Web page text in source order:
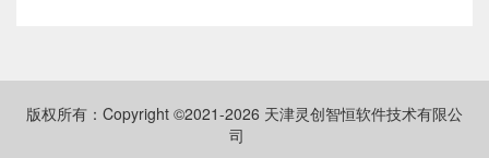
版权所有：Copyright ©2021-2026 天津灵创智恒软件技术有限公
司